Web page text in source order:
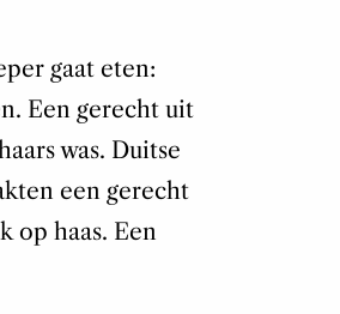
gaat eten:
Een gerecht uit
was. Duitse
een gerecht
op haas. Een